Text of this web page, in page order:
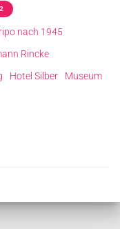
nach 1945
Rincke
Hotel Silber
Museum